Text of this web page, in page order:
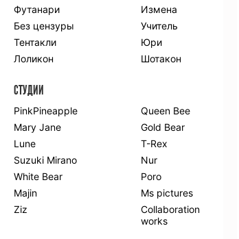
Комедия
Приключения
Романтика
Школа
Этти
Боевые
искусства
Гарем
Драма
Игры
Исторический
Магия
Фантастика
Фэнтези
Мистика
Попаданцы в
другой мир
Хентай
ПО ГОДУ
Футанари
Измена
Без цензуры
Учитель
Тентакли
Юри
Лоликон
Шотакон
СТУДИИ
PinkPineapple
Queen Bee
Mary Jane
Gold Bear
Lune
T-Rex
Suzuki Mirano
Nur
White Bear
Poro
Majin
Ms pictures
Ziz
Collaboration
works